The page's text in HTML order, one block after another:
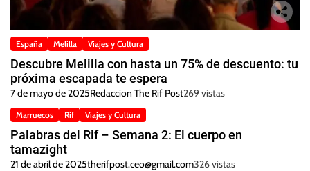
España Melilla Viajes y Cultura
Descubre Melilla con hasta un 75% de descuento: tu
próxima escapada te espera
7 de mayo de 2025Redaccion The Rif Post269 vistas
Marruecos Rif Viajes y Cultura
Palabras del Rif – Semana 2: El cuerpo en
tamazight
21 de abril de 2025therifpost.ceo@gmail.com326 vistas